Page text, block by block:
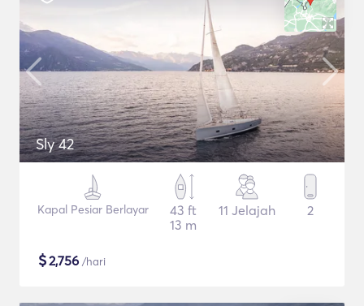
Sly 42
Kapal Pesiar Berlayar
43 ft
13 m
11 Jelajah 2
$2,756 /hari